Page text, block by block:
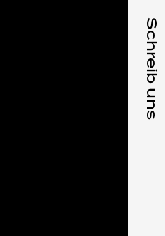
Schreib uns